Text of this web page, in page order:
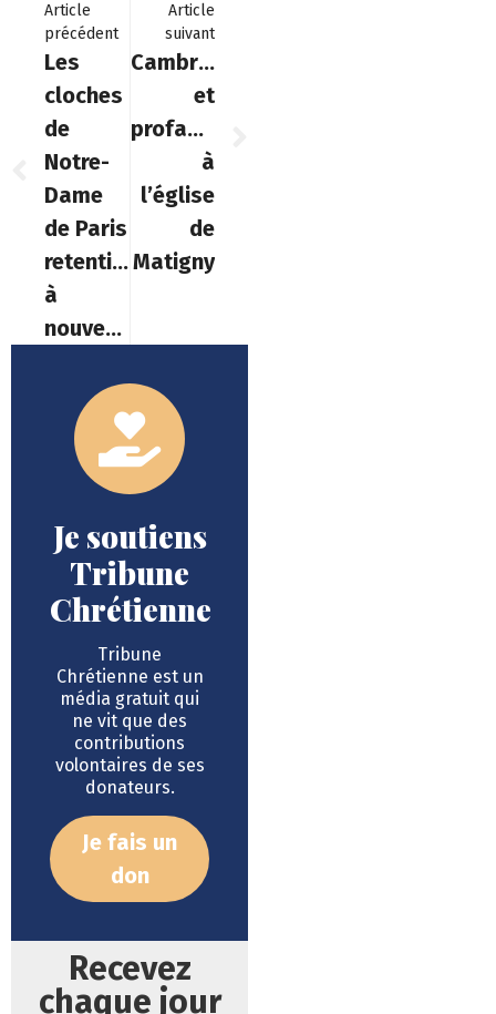
Article
précédent
Les
cloches
de
Notre-
Dame
de Paris
retentissent
à
nouveau
Article
suivant
Cambriolage
et
profanation
à
l’église
de
Matigny
Je soutiens
Tribune
Chrétienne
Tribune
Chrétienne est un
média gratuit qui
ne vit que des
contributions
volontaires de ses
donateurs.
Je fais un
don
Recevez
chaque jour